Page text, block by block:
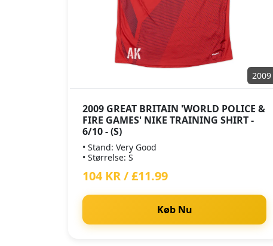
2009
2009 GREAT BRITAIN 'WORLD POLICE &
FIRE GAMES' NIKE TRAINING SHIRT -
6/10 - (S)
• Stand: Very Good
• Størrelse: S
104 KR / £11.99
Køb Nu